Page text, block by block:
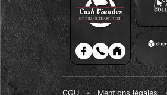
CGU • Mentions légales